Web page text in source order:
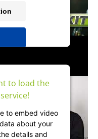
Recht Kanzlei
to load the
to embed video
about your
details and